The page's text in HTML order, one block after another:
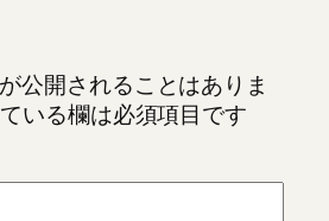
公開されることはありま
いる欄は必須項目です